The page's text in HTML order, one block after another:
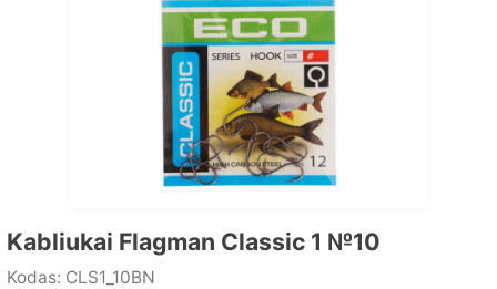
Kabliukai Flagman Classic 1 №10
Kodas: CLS1_10BN